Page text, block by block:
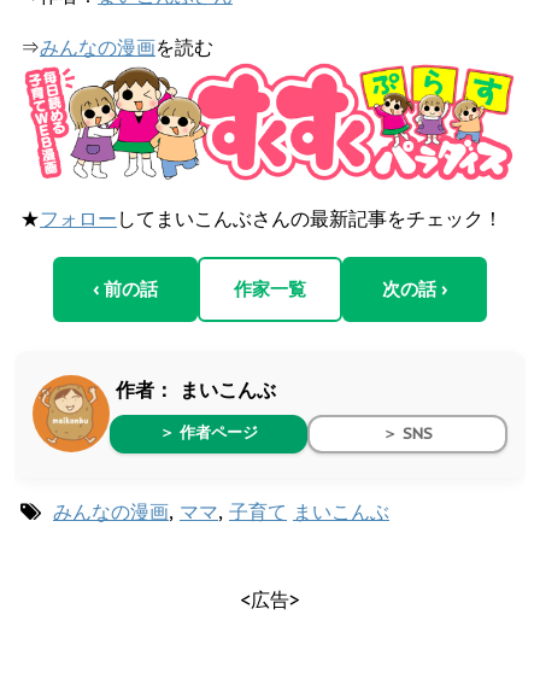
⇒みんなの漫画を読む
★フォロー してまいこんぶさんの最新記事をチェック！
‹ 前の話 作家一覧 次の話 ›
作者： まいこんぶ
＞ 作者ページ ＞ SNS
みんなの漫画, ママ, 子育て まいこんぶ
<広告>